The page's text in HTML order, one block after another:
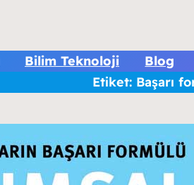
Bilim Teknoloji Blog
Etiket: Başarı